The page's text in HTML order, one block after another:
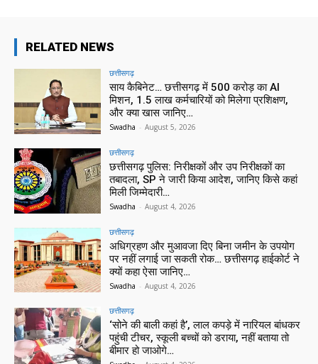
RELATED NEWS
छत्तीसगढ़
साय कैबिनेट… छत्तीसगढ़ में 500 करोड़ का AI
मिशन, 1.5 लाख कर्मचारियों को मिलेगा प्रशिक्षण,
और क्या खास जानिए…
Swadha - August 5, 2026
छत्तीसगढ़
छत्तीसगढ़ पुलिस: निरीक्षकों और उप निरीक्षकों का
तबादला, SP ने जारी किया आदेश, जानिए किसे कहां
मिली जिम्मेदारी…
Swadha - August 4, 2026
छत्तीसगढ़
अधिग्रहण और मुआवजा दिए बिना जमीन के उपयोग
पर नहीं लगाई जा सकती रोक… छत्तीसगढ़ हाईकोर्ट ने
क्यों कहा ऐसा जानिए…
Swadha - August 4, 2026
छत्तीसगढ़
‘सोने की बाली कहां है’, लाल कपड़े में नारियल बांधकर
पहुंची टीचर, स्कूली बच्चों को डराया, नहीं बताया तो
बीमार हो जाओगे…